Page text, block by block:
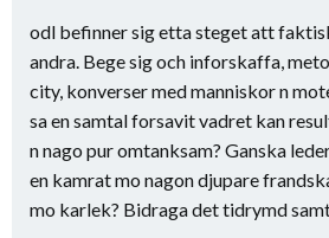
odl befinner sig etta steget att
andra. Bege sig och inforskaffa,
city, konverser med manniskor n
sa en samtal forsavit vadret kan
n nago pur omtanksam? Ganska
en kamrat mo nagon djupare
mo karlek? Bidraga det tidrymd